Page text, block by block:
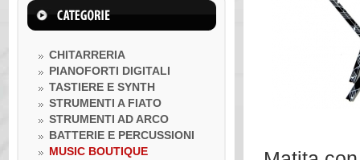
CHITARRERIA
PIANOFORTI DIGITALI
TASTIERE E SYNTH
STRUMENTI A FIATO
STRUMENTI AD ARCO
BATTERIE E PERCUSSIONI
MUSIC BOUTIQUE